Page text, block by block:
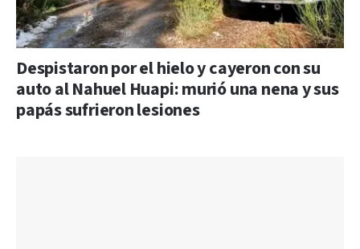
Despistaron por el hielo y cayeron con su
auto al Nahuel Huapi: murió una nena y sus
papás sufrieron lesiones